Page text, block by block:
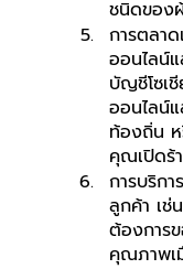
ชนิดของ
การตลา
ออนไลน์
บัญชีโซเ
ออนไลน์
ท้องถิ่น ห
คุณเปิดร้
การบริก
ลูกค้า เช่
ต้องการ
คุณภาพเ